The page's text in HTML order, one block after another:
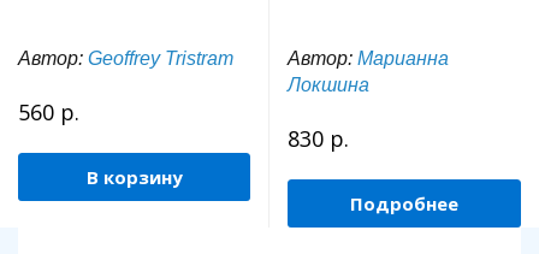
Автор: Geoffrey Tristram
560 р.
В корзину
Автор: Марианна
Локшина
830 р.
Подробнее